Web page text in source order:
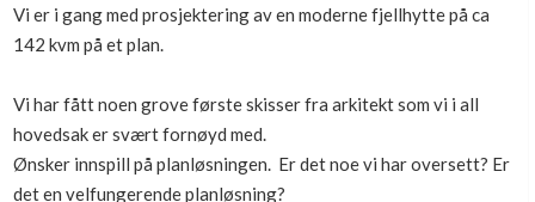
Boligmappa+
Få mer ut av Boligmappa
Vi er i gang med prosjektering av en moderne fjellhytte på ca
142 kvm på et plan.
Vi har fått noen grove første skisser fra arkitekt som vi i all
hovedsak er svært fornøyd med.
Ønsker innspill på planløsningen. Er det noe vi har oversett? Er
det en velfungerende planløsning?